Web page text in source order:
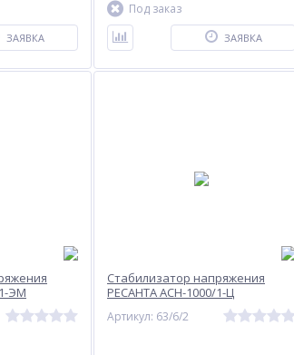
ЗАЯВКА
Под заказ
ЗАЯВКА
ЭМ
Стабилизатор напряжения
РЕСАНТА АСН-1000/1-Ц
Артикул: 63/6/2